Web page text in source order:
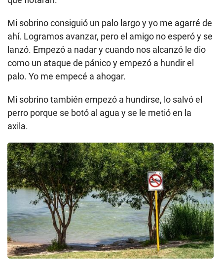
Mi sobrino consiguió un palo largo y yo me agarré de
ahí. Logramos avanzar, pero el amigo no esperó y se
lanzó. Empezó a nadar y cuando nos alcanzó le dio
como un ataque de pánico y empezó a hundir el
palo. Yo me empecé a ahogar.
Mi sobrino también empezó a hundirse, lo salvó el
perro porque se botó al agua y se le metió en la
axila.